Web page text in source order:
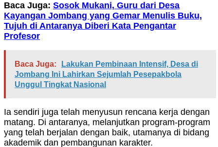
Baca Juga: Sosok Mukani, Guru dari Desa
Kayangan Jombang yang Gemar Menulis Buku,
Tujuh di Antaranya Diberi Kata Pengantar
Profesor
Baca Juga:
Lakukan Pembinaan Intensif, Desa di
Jombang Ini Lahirkan Sejumlah Pesepakbola
Unggul Tingkat Nasional
Ia sendiri juga telah menyusun rencana kerja dengan
matang. Di antaranya, melanjutkan program-program
yang telah berjalan dengan baik, utamanya di bidang
akademik dan pembangunan karakter.